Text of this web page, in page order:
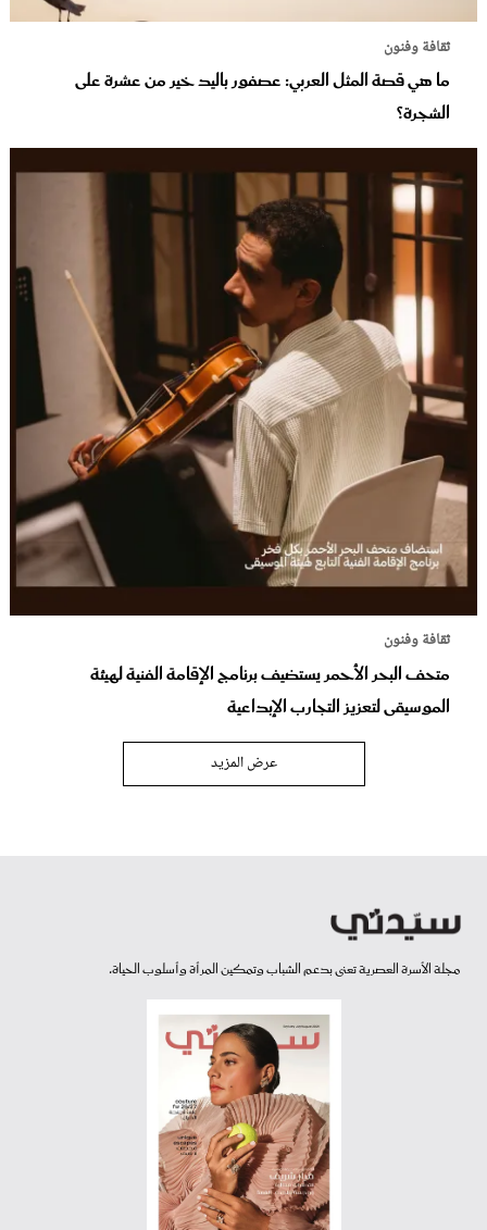
ثقافة وفنون
ما هي قصة المثل العربي: عصفور باليد خير من عشرة على
الشجرة؟
ثقافة وفنون
متحف البحر الأحمر يستضيف برنامج الإقامة الفنية لهيئة
الموسيقى لتعزيز التجارب الإبداعية
عرض المزيد
مجلة الأسرة العصرية تعنى بدعم الشباب وتمكين المرأة وأسلوب الحياة.